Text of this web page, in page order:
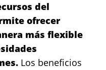
del
ofrecer
más flexible
Los beneficios